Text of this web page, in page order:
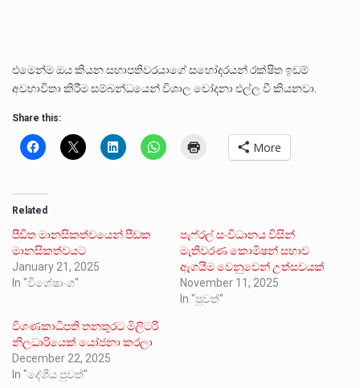
එමෙන්ම ඔය කියන සභාපතිවරයාගේ සහෝදරයන් රක්ෂිත ඉඩම්
අවභාවිතා කිරීම සම්බන්ධයෙන් විශාල චෝදනා එල්ල වී කියනවා.
Share this:
More
Related
පීඩිත මානසිකත්වයෙන් පීඩක
මානසිකත්වයට
January 21, 2025
In "විශේෂාංග"
පැෆ්රල් සංවිධානය විසින්
මැතිවරණ කොමිෂන් සභාව
ඇගයීම වෙනුවෙන් උත්සවයක්
November 11, 2025
In "පුවත්"
විගණකාධිපති තනතුරට මිලිටරි
නිලධාරියෙක් යෝජනා කරලා
December 22, 2025
In "දේශීය පුවත්"